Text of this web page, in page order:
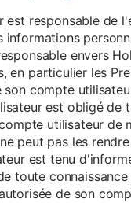
est responsable de
informations
envers
en particulier les
compte
est obligé de
utilisateur de
peut pas les
est tenu
toute
de son